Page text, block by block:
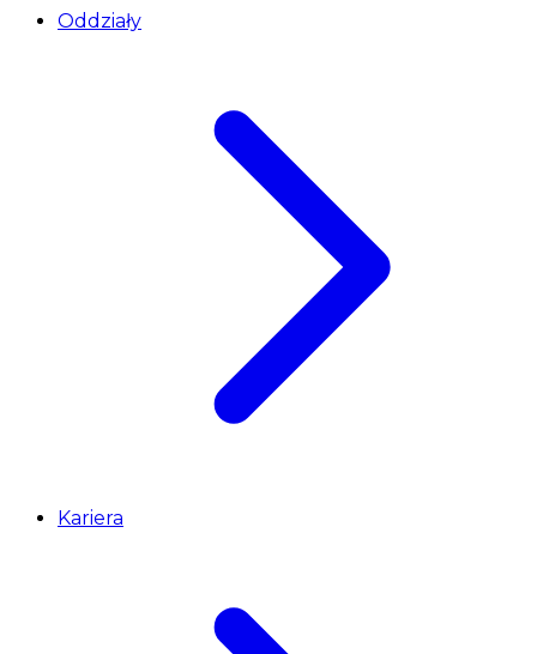
Oddziały
Kariera